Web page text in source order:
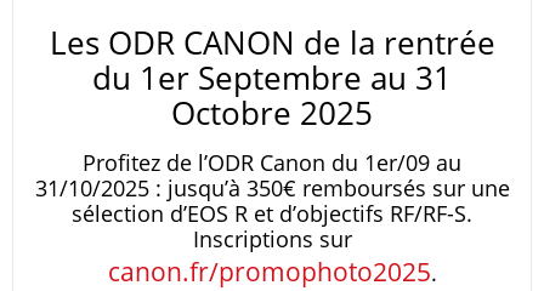
Les ODR CANON de la rentrée
du 1er Septembre au 31
Octobre 2025
Profitez de l’ODR Canon du 1er/09 au
31/10/2025 : jusqu’à 350€ remboursés sur une
sélection d’EOS R et d’objectifs RF/RF-S.
Inscriptions sur
canon.fr/promophoto2025.